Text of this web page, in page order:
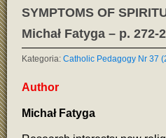
SYMPTOMS OF
Michał Fatyga – p. 272-
Kategoria: Catholic Pedagogy Nr 37
Author
Michał Fatyga